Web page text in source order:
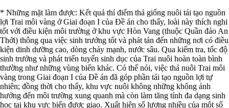
* Những mặt làm được: Kết quả thí điểm thả giống nuôi tái tạo nguồn
lợi Trai môi vàng ở Giai đoạn I của Đề án cho thấy, loài này thích nghi
tốt với điều kiện môi trường ở khu vực Hòn Vang (thuộc Quần đảo An
Thới) thông qua việc sinh trưởng tốt và phát tán đến những nơi có điều
kiện dinh dưỡng cao, dòng chảy mạnh, nước sâu. Qua kiểm tra, tốc độ
sinh trưởng và phát triển tuyến sinh dục của Trai nuôi hoàn toàn bình
thường như những vùng biển khác. Có thể nói, việc thả nuôi Trai môi
vàng trong Giai đoạn I của Đề án đã góp phần tái tạo nguồn lợi tự
nhiên; đồng thời cho thấy, khu vực nuôi không những không ảnh
hưởng đến môi trường xung quanh mà còn làm tăng tính đa dạng sinh
học tại khu vực biển được giao. Xuất hiện số lượng nhiều của một số